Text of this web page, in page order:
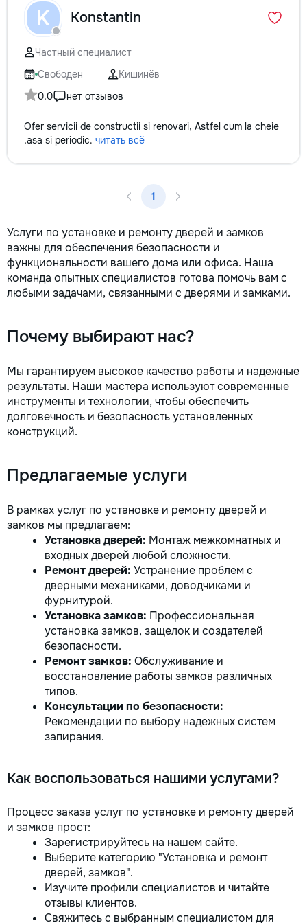
заботу о вашем
K Konstantin
Частный специалист
Свободен
Кишинёв
0,0
нет отзывов
Ofer servicii de constructii si renovari, Astfel cum la cheie
,asa si periodic. читать всё
1
Услуги по установке и ремонту дверей и замков
важны для обеспечения безопасности и
функциональности вашего дома или офиса. Наша
команда опытных специалистов готова помочь вам с
любыми задачами, связанными с дверями и замками.
Почему выбирают нас?
Мы гарантируем высокое качество работы и надежные
результаты. Наши мастера используют современные
инструменты и технологии, чтобы обеспечить
долговечность и безопасность установленных
конструкций.
Предлагаемые услуги
В рамках услуг по установке и ремонту дверей и
замков мы предлагаем:
Установка дверей: Монтаж межкомнатных и
входных дверей любой сложности.
Ремонт дверей: Устранение проблем с
дверными механиками, доводчиками и
фурнитурой.
Установка замков: Профессиональная
установка замков, защелок и создателей
безопасности.
Ремонт замков: Обслуживание и
восстановление работы замков различных
типов.
Консультации по безопасности:
Рекомендации по выбору надежных систем
запирания.
Как воспользоваться нашими услугами?
Процесс заказа услуг по установке и ремонту дверей
и замков прост:
Зарегистрируйтесь на нашем сайте.
Выберите категорию "Установка и ремонт
дверей, замков".
Изучите профили специалистов и читайте
отзывы клиентов.
Свяжитесь с выбранным специалистом для